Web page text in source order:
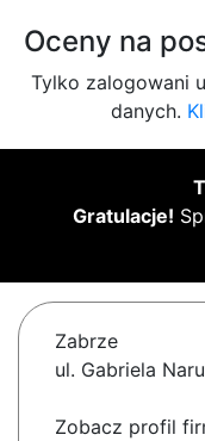
Oceny na
Tylko zalogowani
danych.
Gratulacje!
Zabrze
ul. Gabriela
Zobacz profil